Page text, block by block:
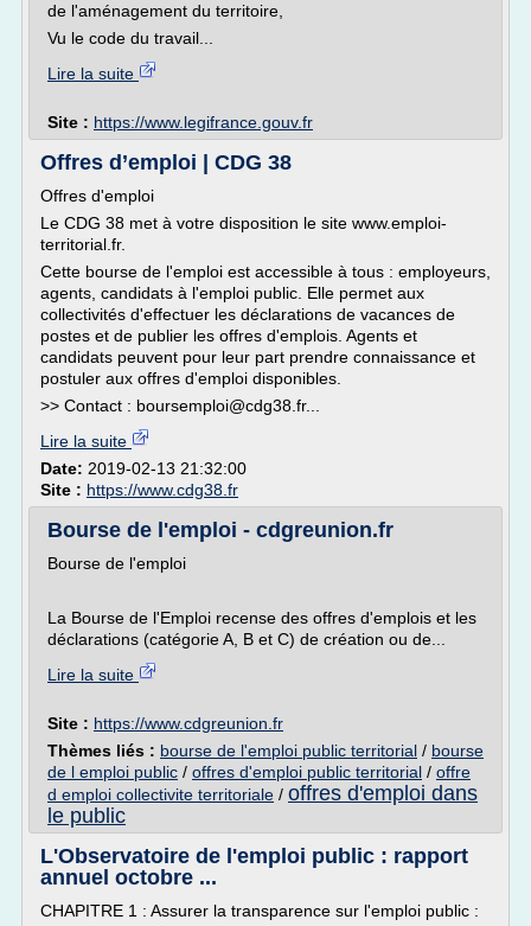
de l'aménagement du territoire,
Vu le code du travail...
Lire la suite
Site : https://www.legifrance.gouv.fr
Offres d’emploi | CDG 38
Offres d'emploi
Le CDG 38 met à votre disposition le site www.emploi-
territorial.fr.
Cette bourse de l'emploi est accessible à tous : employeurs,
agents, candidats à l'emploi public. Elle permet aux
collectivités d'effectuer les déclarations de vacances de
postes et de publier les offres d'emplois. Agents et
candidats peuvent pour leur part prendre connaissance et
postuler aux offres d'emploi disponibles.
>> Contact : boursemploi@cdg38.fr...
Lire la suite
Date: 2019-02-13 21:32:00
Site : https://www.cdg38.fr
Bourse de l'emploi - cdgreunion.fr
Bourse de l'emploi
La Bourse de l'Emploi recense des offres d'emplois et les
déclarations (catégorie A, B et C) de création ou de...
Lire la suite
Site : https://www.cdgreunion.fr
Thèmes liés : bourse de l'emploi public territorial / bourse
de l emploi public / offres d'emploi public territorial / offre
d emploi collectivite territoriale / offres d'emploi dans
le public
L'Observatoire de l'emploi public : rapport
annuel octobre ...
CHAPITRE 1 : Assurer la transparence sur l'emploi public :